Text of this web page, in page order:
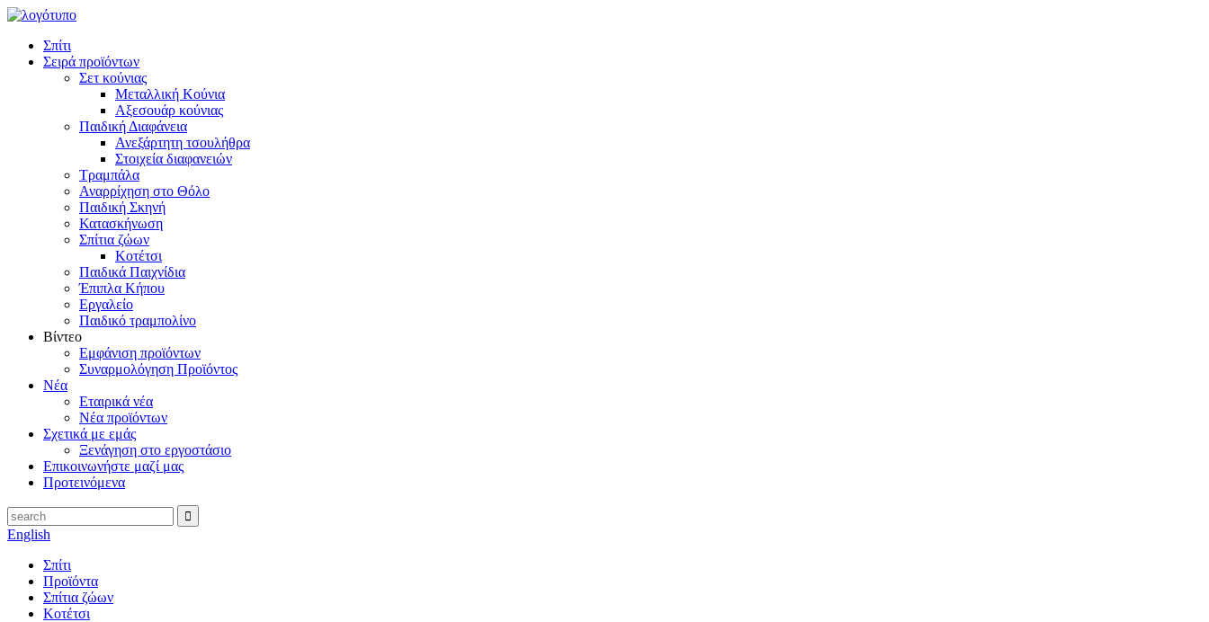
Σπίτι
Σειρά προϊόντων
Σετ κούνιας
Μεταλλική Κούνια
Αξεσουάρ κούνιας
Παιδική Διαφάνεια
Ανεξάρτητη τσουλήθρα
Στοιχεία διαφανειών
Τραμπάλα
Αναρρίχηση στο Θόλο
Παιδική Σκηνή
Κατασκήνωση
Σπίτια ζώων
Κοτέτσι
Παιδικά Παιχνίδια
Έπιπλα Κήπου
Εργαλείο
Παιδικό τραμπολίνο
Βίντεο
Εμφάνιση προϊόντων
Συναρμολόγηση Προϊόντος
Νέα
Εταιρικά νέα
Νέα προϊόντων
Σχετικά με εμάς
Ξενάγηση στο εργοστάσιο
Επικοινωνήστε μαζί μας
Προτεινόμενα
English
Σπίτι
Προϊόντα
Σπίτια ζώων
Κοτέτσι